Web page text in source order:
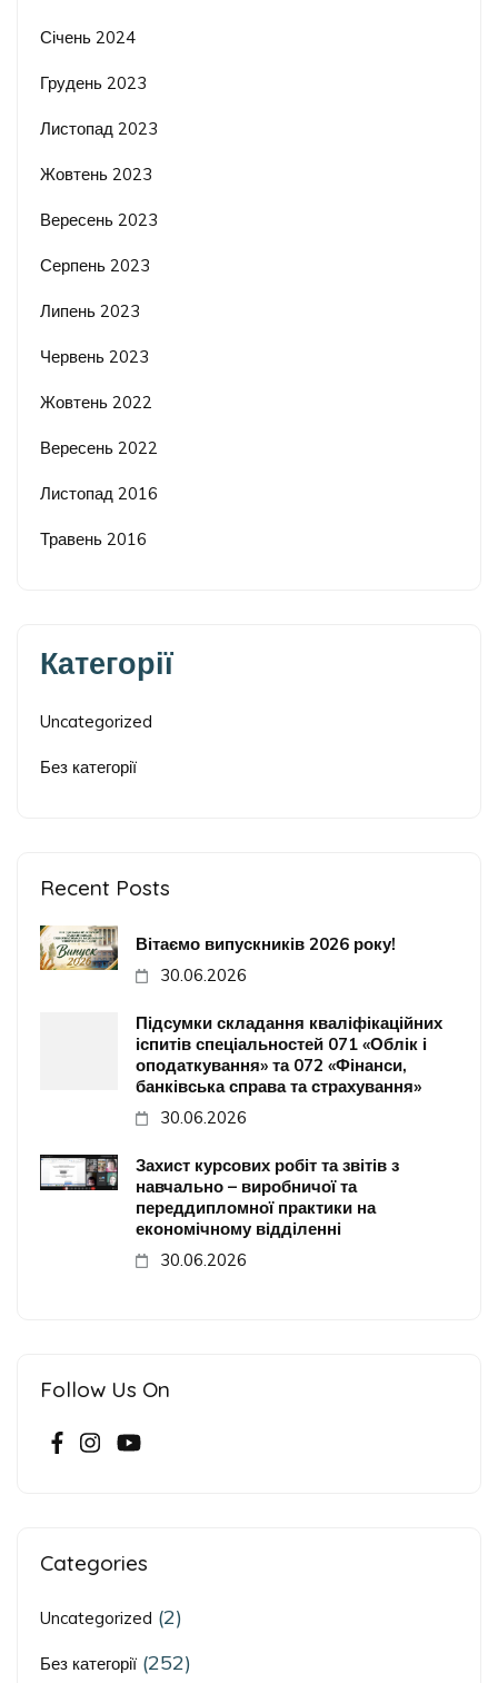
Січень 2024
Грудень 2023
Листопад 2023
Жовтень 2023
Вересень 2023
Серпень 2023
Липень 2023
Червень 2023
Жовтень 2022
Вересень 2022
Листопад 2016
Травень 2016
Категорії
Uncategorized
Без категорії
Recent Posts
Вітаємо випускників 2026 року!
30.06.2026
Підсумки складання кваліфікаційних
іспитів спеціальностей 071 «Облік і
оподаткування» та 072 «Фінанси,
банківська справа та страхування»
30.06.2026
Захист курсових робіт та звітів з
навчально – виробничої та
переддипломної практики на
економічному відділенні
30.06.2026
Follow Us On
Categories
Uncategorized (2)
Без категорії (252)